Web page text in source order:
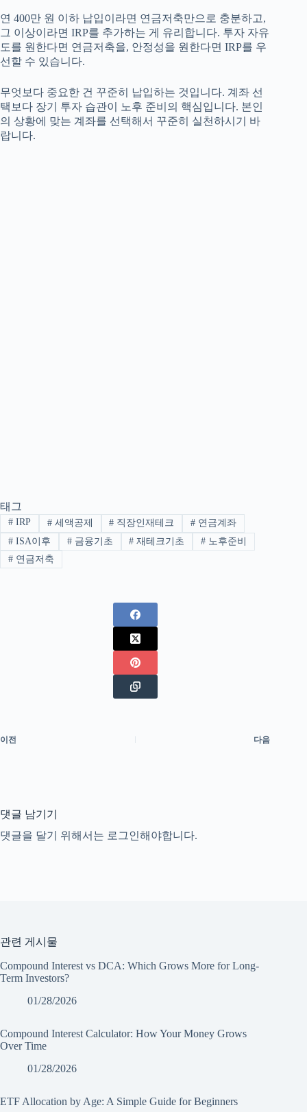
연 400만 원 이하 납입이라면 연금저축만으로 충분하고,
그 이상이라면 IRP를 추가하는 게 유리합니다. 투자 자유
도를 원한다면 연금저축을, 안정성을 원한다면 IRP를 우
선할 수 있습니다.
무엇보다 중요한 건 꾸준히 납입하는 것입니다. 계좌 선
택보다 장기 투자 습관이 노후 준비의 핵심입니다. 본인
의 상황에 맞는 계좌를 선택해서 꾸준히 실천하시기 바
랍니다.
태그
#IRP #세액공제 # 직장인재테크 # 연금계좌
#ISA이후 #금융기초 # 재테크기초 # 노후준비
#연금저축
이전 다음
댓글 남기기
댓글을 달기 위해서는 로그인해야합니다.
관련 게시물
Compound Interest vs DCA: Which Grows More for Long-
Term Investors?
01/28/2026
Compound Interest Calculator: How Your Money Grows
Over Time
01/28/2026
ETF Allocation by Age: A Simple Guide for Beginners